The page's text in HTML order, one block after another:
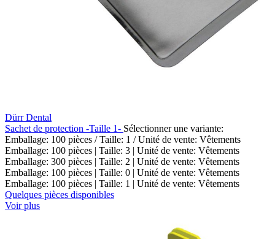
Dürr Dental
Sachet de protection -Taille 1- Sélectionner une variante:
Emballage: 100 pièces / Taille: 1 / Unité de vente: Vêtements
Emballage: 100 pièces | Taille: 3 | Unité de vente: Vêtements
Emballage: 300 pièces | Taille: 2 | Unité de vente: Vêtements
Emballage: 100 pièces | Taille: 0 | Unité de vente: Vêtements
Emballage: 100 pièces | Taille: 1 | Unité de vente: Vêtements
Quelques pièces disponibles
Voir plus